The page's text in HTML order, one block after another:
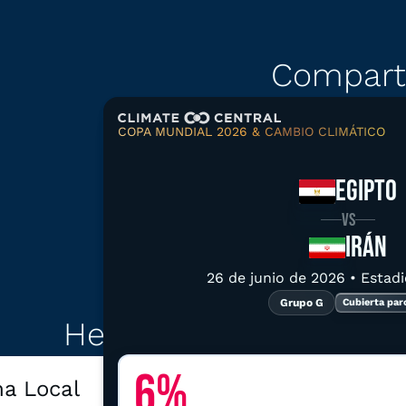
COPA MUNDIAL 2026 & CAMBIO CLIMÁTICO
EGIPTO
VS
IRÁN
26 de junio de 2026 •
Grupo G Cubierta
Copiar enlace
Explorar datos
Herramientas
Local